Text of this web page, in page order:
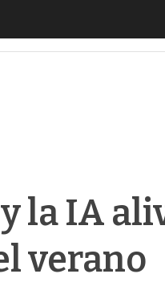
la IA
verano